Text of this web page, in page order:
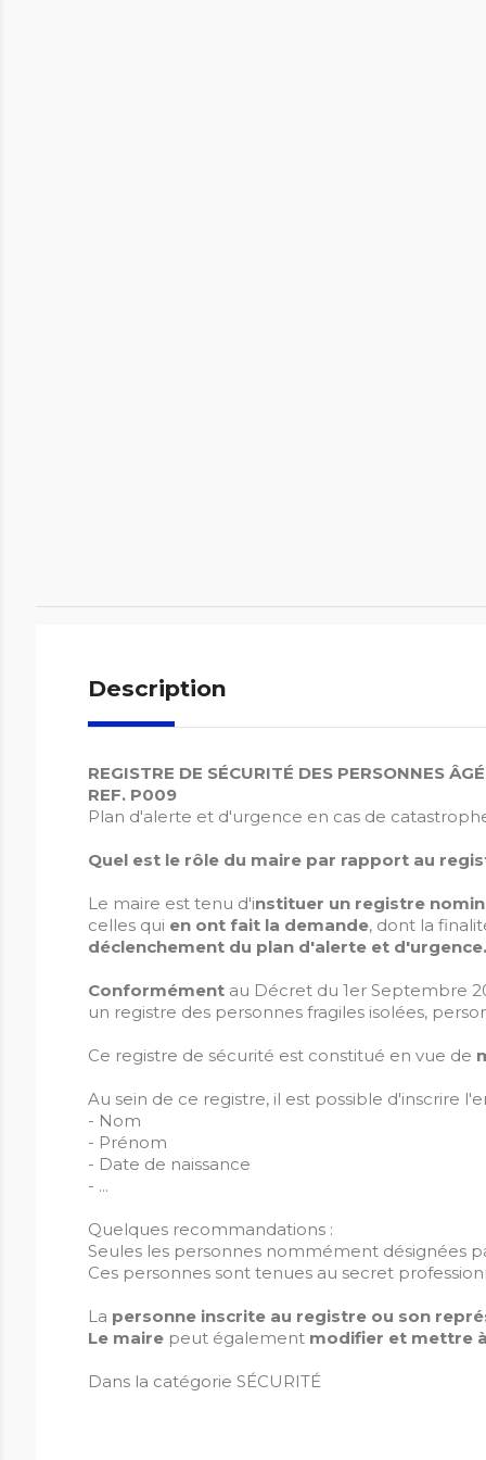
Description
REGISTRE DE SÉCURITÉ DES PERSONNES
REF. P009
Plan d'alerte et d'urgence en cas de
Quel est le rôle du maire par rapport au
Le maire est tenu d'instituer un registre
celles qui en ont fait la demande, dont la
déclenchement du plan d'alerte et d'urgence.
Conformément au Décret du 1er Septembre
un registre des personnes fragiles isolées,
Ce registre de sécurité est constitué en vue de
Au sein de ce registre, il est possible d'inscrire
- Nom
- Prénom
- Date de naissance
- ...
Quelques recommandations :
Seules les personnes nommément désignées
Ces personnes sont tenues au secret
La personne inscrite au registre ou son
Le maire peut également modifier et mettre
Dans la catégorie SÉCURITÉ